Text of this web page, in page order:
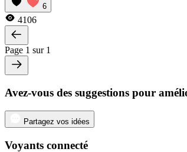
6
4106
Page 1 sur 1
Avez-vous des suggestions pour
Partagez vos idées
Voyants connecté